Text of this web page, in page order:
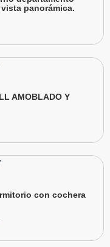
panorámica.
AMOBLADO Y
con cochera